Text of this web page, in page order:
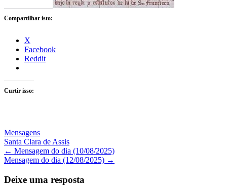
Compartilhar isto:
X
Facebook
Reddit
Curtir isso:
Mensagens
Santa Clara de Assis
Navegação
de
Posts
← Mensagem do dia (10/08/2025)
Mensagem do dia (12/08/2025) →
Deixe uma resposta